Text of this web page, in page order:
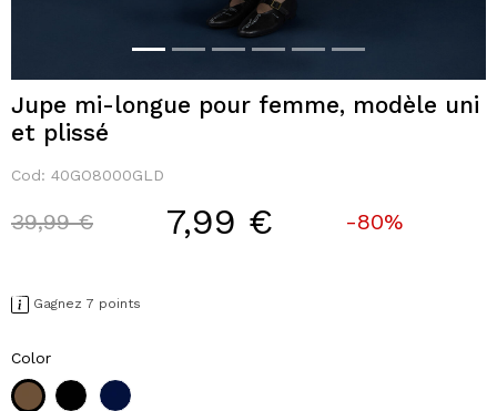
Jupe mi-longue pour femme, modèle uni
et plissé
Cod: 40GO8000GLD
Price reduced from
39,99 €to 7,99 € -80%
Gagnez 7 points
Color